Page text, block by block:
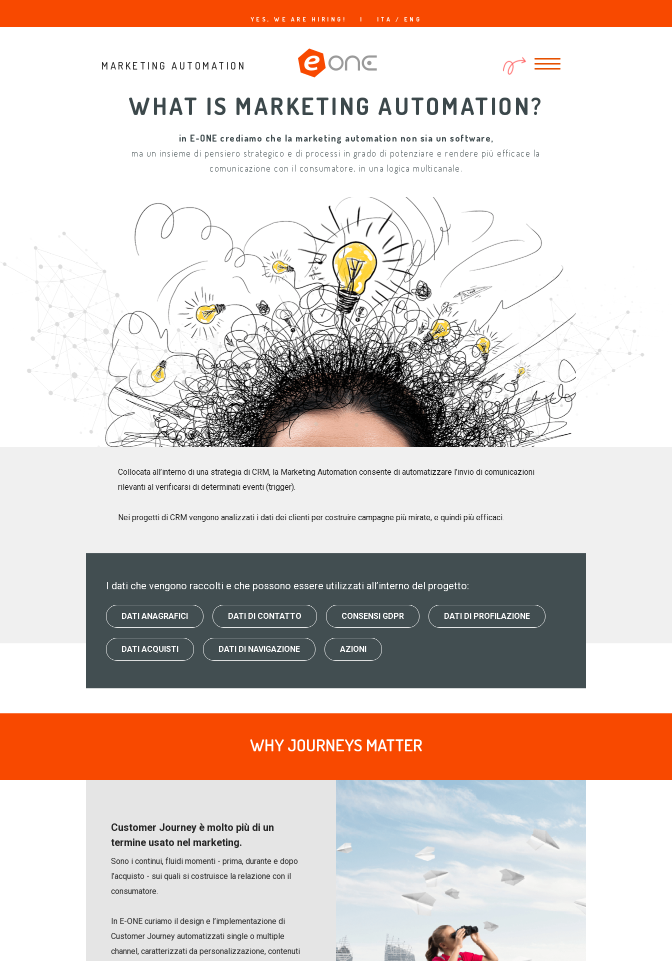
YES, WE ARE HIRING! | ITA / ENG
MARKETING AUTOMATION
WHAT IS MARKETING AUTOMATION?
in E-ONE crediamo che la marketing automation non sia un software,
ma un insieme di pensiero strategico e di processi in grado di potenziare e rendere più efficace la
comunicazione con il consumatore, in una logica multicanale.
Collocata all’interno di una strategia di CRM, la Marketing Automation consente di automatizzare l’invio di comunicazioni
rilevanti al verificarsi di determinati eventi (trigger).
Nei progetti di CRM vengono analizzati i dati dei clienti per costruire campagne più mirate, e quindi più efficaci.
I dati che vengono raccolti e che possono essere utilizzati all’interno del progetto:
DATI ANAGRAFICI DATI DI CONTATTO CONSENSI GDPR DATI DI PROFILAZIONE
DATI ACQUISTI DATI DI NAVIGAZIONE AZIONI
WHY JOURNEYS MATTER
Customer Journey è molto più di un
termine usato nel marketing.
Sono i continui, fluidi momenti - prima, durante e dopo
l’acquisto - sui quali si costruisce la relazione con il
consumatore.
In E-ONE curiamo il design e l’implementazione di
Customer Journey automatizzati single o multiple
channel, caratterizzati da personalizzazione, contenuti